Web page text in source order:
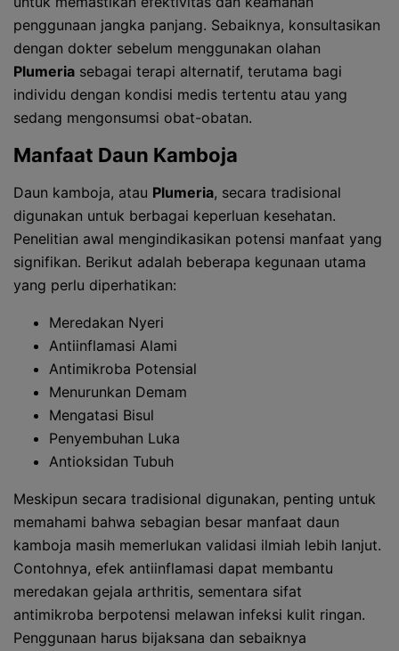
penggunaan jangka panjang. Sebaiknya, konsultasikan
dengan dokter sebelum menggunakan olahan
Plumeria sebagai terapi alternatif, terutama bagi
individu dengan kondisi medis tertentu atau yang
sedang mengonsumsi obat-obatan.
Manfaat Daun Kamboja
Daun kamboja, atau Plumeria, secara tradisional
digunakan untuk berbagai keperluan kesehatan.
Penelitian awal mengindikasikan potensi manfaat yang
signifikan. Berikut adalah beberapa kegunaan utama
yang perlu diperhatikan:
Meredakan Nyeri
Antiinflamasi Alami
Antimikroba Potensial
Menurunkan Demam
Mengatasi Bisul
Penyembuhan Luka
Antioksidan Tubuh
Meskipun secara tradisional digunakan, penting untuk
memahami bahwa sebagian besar manfaat daun
kamboja masih memerlukan validasi ilmiah lebih lanjut.
Contohnya, efek antiinflamasi dapat membantu
meredakan gejala arthritis, sementara sifat
antimikroba berpotensi melawan infeksi kulit ringan.
Penggunaan harus bijaksana dan sebaiknya